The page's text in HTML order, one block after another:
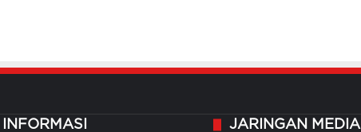
INFORMASI JARINGAN MEDIA